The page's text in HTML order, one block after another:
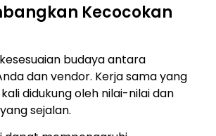
Kecocokan
budaya antara
dan vendor. Kerja sama yang
didukung oleh nilai-nilai dan
sejalan.